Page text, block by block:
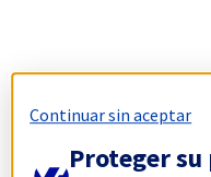
Continuar sin aceptar
Proteger